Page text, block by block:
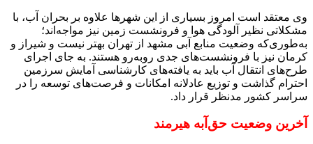
وی معتقد است امروز بسیاری از این شهرها علاوه بر بحران آب، با
مشکلاتی نظیر آلودگی هوا و فرونشست زمین نیز مواجه‌اند؛
به‌طوری‌که وضعیت منابع آبی مشهد از تهران بهتر نیست و شیراز و
کرمان نیز با فرونشست‌های جدی روبه‌رو هستند. به جای اجرای
طرح‌های انتقال آب باید به یافته‌های کارشناسی آمایش سرزمین
احترام گذاشت و توزیع عادلانه امکانات و فرصت‌های توسعه را در
سراسر کشور مدنظر قرار داد.
آخرین وضعیت حق‌آبه هیرمند